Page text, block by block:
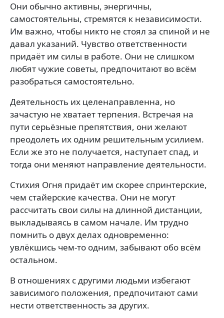
Они обычно активны, энергичны,
самостоятельны, стремятся к независимости.
Им важно, чтобы никто не стоял за спиной и не
давал указаний. Чувство ответственности
придаёт им силы в работе. Они не слишком
любят чужие советы, предпочитают во всём
разобраться самостоятельно.
Деятельность их целенаправленна, но
зачастую не хватает терпения. Встречая на
пути серьёзные препятствия, они желают
преодолеть их одним решительным усилием.
Если же это не получается, наступает спад, и
тогда они меняют направление деятельности.
Стихия Огня придаёт им скорее спринтерские,
чем стайерские качества. Они не могут
рассчитать свои силы на длинной дистанции,
выкладываясь в самом начале. Им трудно
помнить о двух делах одновременно:
увлёкшись чем-то одним, забывают обо всём
остальном.
В отношениях с другими людьми избегают
зависимого положения, предпочитают сами
нести ответственность за других.